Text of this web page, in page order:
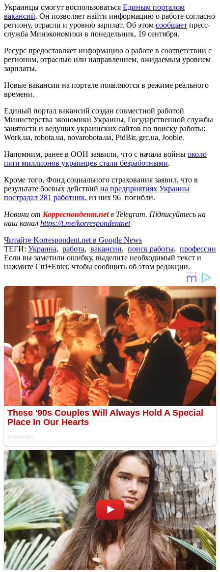
Украинцы смогут воспользоваться Единым порталом
вакансий. Он позволяет найти информацию о работе согласно
региону, отрасли и уровню зарплат. Об этом сообщает пресс-
служба Минэкономики в понедельник, 19 сентября.
Ресурс предоставляет информацию о работе в соответствии с
регионом, отраслью или направлением, ожидаемым уровнем
зарплаты.
Новые вакансии на портале появляются в режиме реального
времени.
Единый портал вакансий создан совместной работой
Министерства экономики Украины, Государственной службы
занятости и ведущих украинских сайтов по поиску работы:
Work.ua, robota.ua, novarobota.ua, PidBir, grc.ua, Jooble.
Напомним, ранее в ООН заявили, что с начала войны около
пяти миллионов украинцев стали безработными.
Кроме того, Фонд социального страхования заявил, что в
результате боевых действий на предприятиях Украины
пострадал 281 работник, из них 96 погибли.
Новини от Корреспондент.netв Telegram. Підписуйтесь на
наш канал https://t.me/korrespondentnet
Читайте Korrespondent.net в Google News
ТЕГИ: Украина, работа, вакансии, поиск работы, профессии
Если вы заметили ошибку, выделите необходимый текст и
нажмите Ctrl+Enter, чтобы сообщить об этом редакции.